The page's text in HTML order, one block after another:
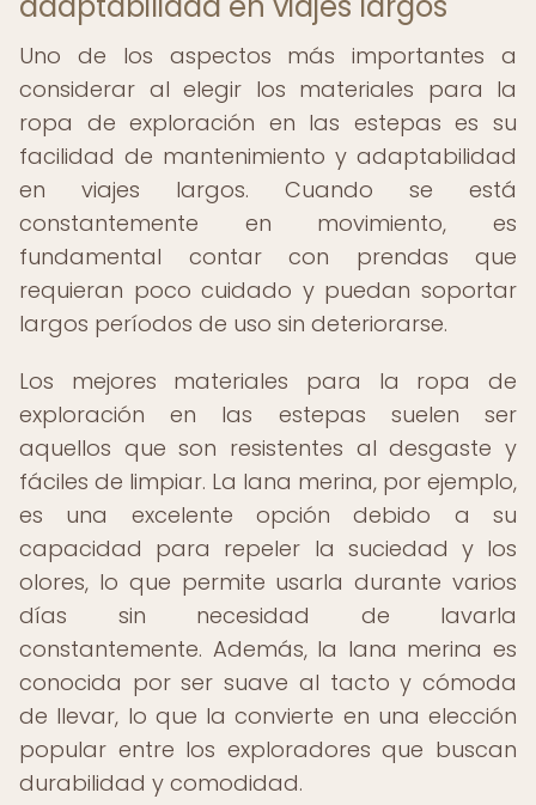
Uno de los aspectos más importantes a
considerar al elegir los materiales para la
ropa de exploración en las estepas es su
facilidad de mantenimiento y adaptabilidad
en viajes largos. Cuando se está
constantemente en movimiento, es
fundamental contar con prendas que
requieran poco cuidado y puedan soportar
largos períodos de uso sin deteriorarse.
Los mejores materiales para la ropa de
exploración en las estepas suelen ser
aquellos que son resistentes al desgaste y
fáciles de limpiar. La lana merina, por ejemplo,
es una excelente opción debido a su
capacidad para repeler la suciedad y los
olores, lo que permite usarla durante varios
días sin necesidad de lavarla
constantemente. Además, la lana merina es
conocida por ser suave al tacto y cómoda
de llevar, lo que la convierte en una elección
popular entre los exploradores que buscan
durabilidad y comodidad.